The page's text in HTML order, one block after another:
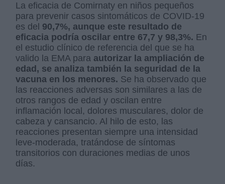
La eficacia de Comirnaty en niños pequeños
para prevenir casos sintomáticos de COVID-19
es del 90,7%, aunque este resultado de
eficacia podría oscilar entre 67,7 y 98,3%. En
el estudio clínico de referencia del que se ha
valido la EMA para autorizar la ampliación de
edad, se analiza también la seguridad de la
vacuna en los menores. Se ha observado que
las reacciones adversas son similares a las de
otros rangos de edad y oscilan entre
inflamación local, dolores musculares, dolor de
cabeza y cansancio. Al hilo de esto, las
reacciones presentan siempre una intensidad
leve-moderada, tratándose de síntomas
transitorios con duraciones medias de unos
días.